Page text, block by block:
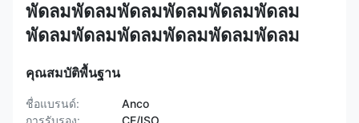
พัดลมพัดลมพัดลมพัดลมพัดลมพัดลม
พัดลมพัดลมพัดลมพัดลมพัดลมพัดลม
คุณสมบัติพื้นฐาน
ชื่อแบรนด์:
Anco
การรับรอง:
CE/ISO